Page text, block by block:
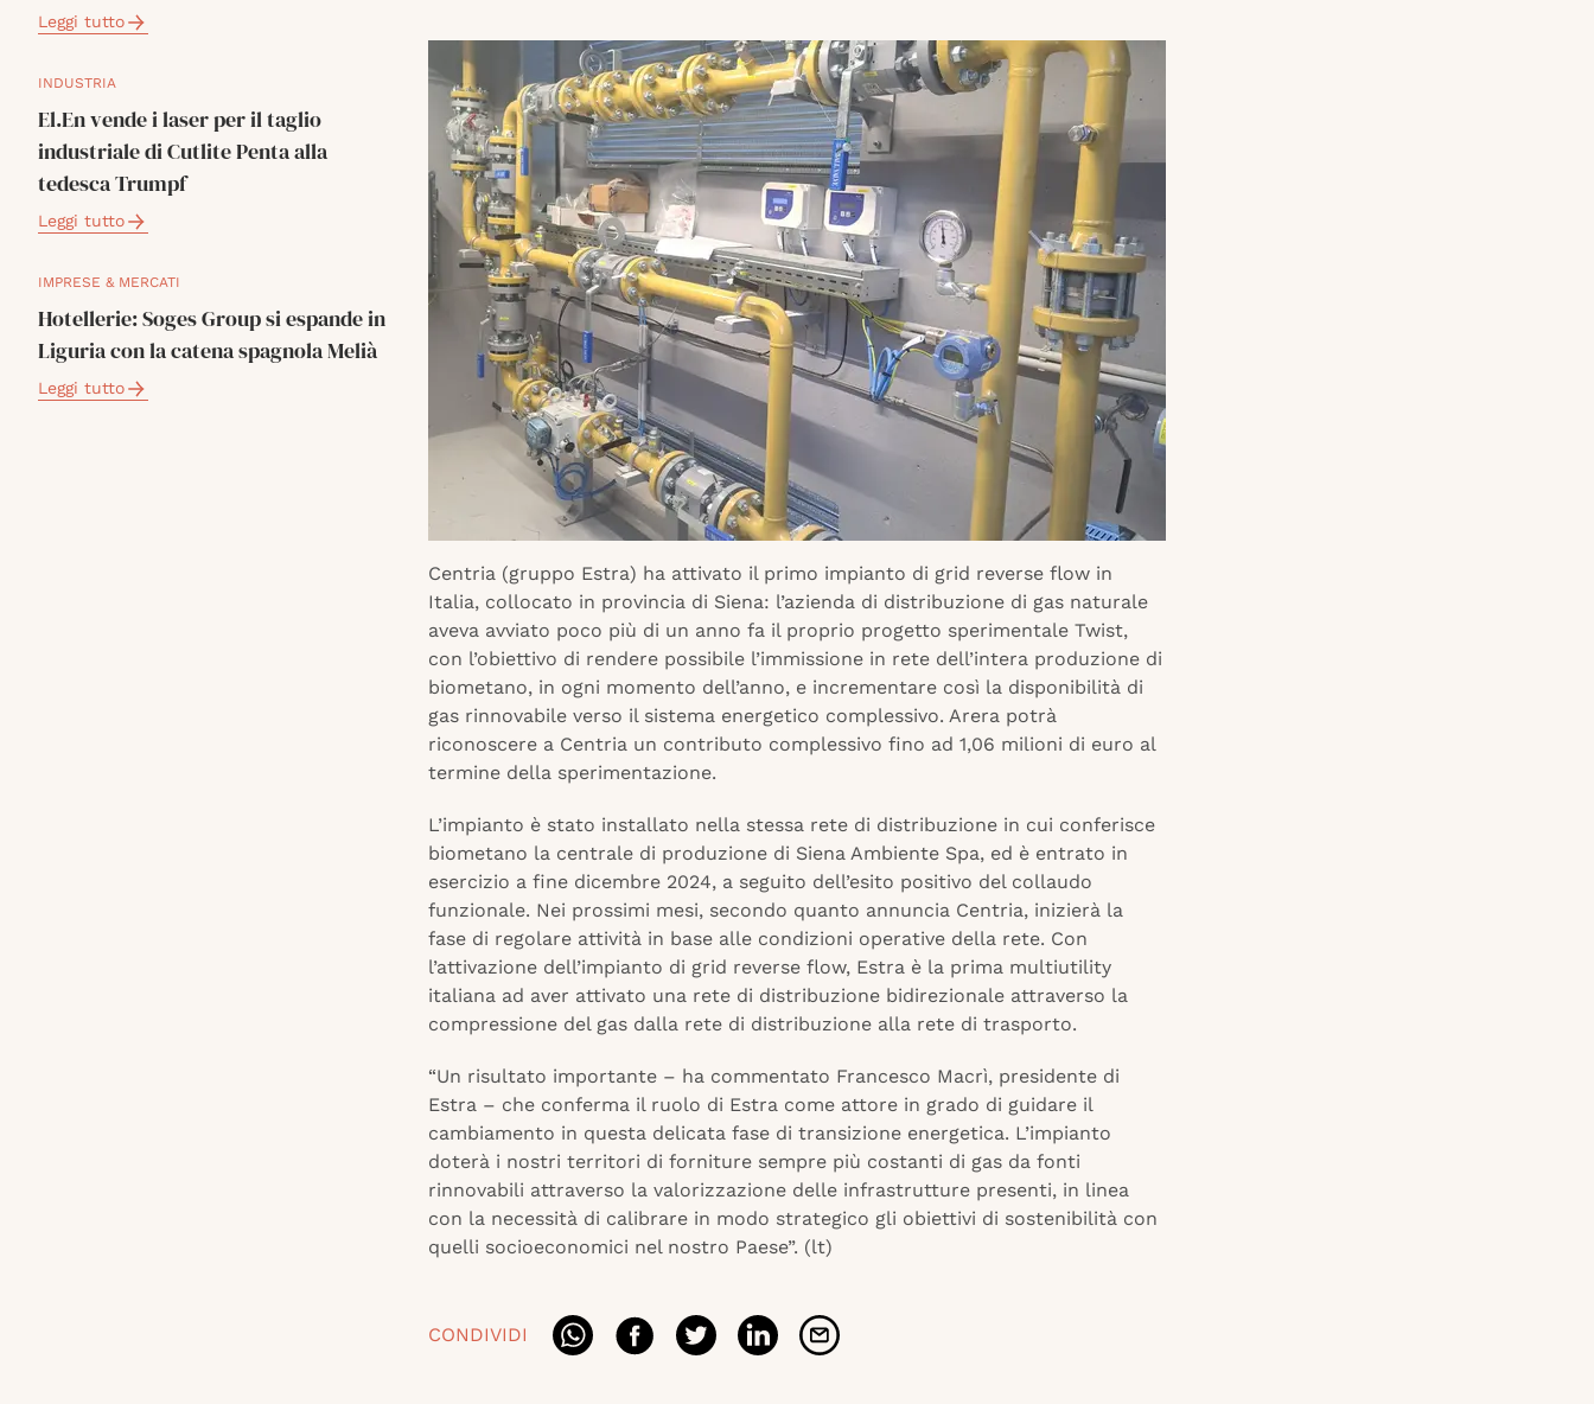
Leggi tutto
INDUSTRIA
El.En vende i laser per il taglio
industriale di Cutlite Penta alla
tedesca Trumpf
Leggi tutto
IMPRESE & MERCATI
Hotellerie: Soges Group si espande in
Liguria con la catena spagnola Melià
Leggi tutto
Centria (gruppo Estra) ha attivato il primo impianto di grid reverse flow in
Italia, collocato in provincia di Siena: l’azienda di distribuzione di gas naturale
aveva avviato poco più di un anno fa il proprio progetto sperimentale Twist,
con l’obiettivo di rendere possibile l’immissione in rete dell’intera produzione di
biometano, in ogni momento dell’anno, e incrementare così la disponibilità di
gas rinnovabile verso il sistema energetico complessivo. Arera potrà
riconoscere a Centria un contributo complessivo fino ad 1,06 milioni di euro al
termine della sperimentazione.
L’impianto è stato installato nella stessa rete di distribuzione in cui conferisce
biometano la centrale di produzione di Siena Ambiente Spa, ed è entrato in
esercizio a fine dicembre 2024, a seguito dell’esito positivo del collaudo
funzionale. Nei prossimi mesi, secondo quanto annuncia Centria, inizierà la
fase di regolare attività in base alle condizioni operative della rete. Con
l’attivazione dell’impianto di grid reverse flow, Estra è la prima multiutility
italiana ad aver attivato una rete di distribuzione bidirezionale attraverso la
compressione del gas dalla rete di distribuzione alla rete di trasporto.
“Un risultato importante – ha commentato Francesco Macrì, presidente di
Estra – che conferma il ruolo di Estra come attore in grado di guidare il
cambiamento in questa delicata fase di transizione energetica. L’impianto
doterà i nostri territori di forniture sempre più costanti di gas da fonti
rinnovabili attraverso la valorizzazione delle infrastrutture presenti, in linea
con la necessità di calibrare in modo strategico gli obiettivi di sostenibilità con
quelli socioeconomici nel nostro Paese”. (lt)
CONDIVIDI